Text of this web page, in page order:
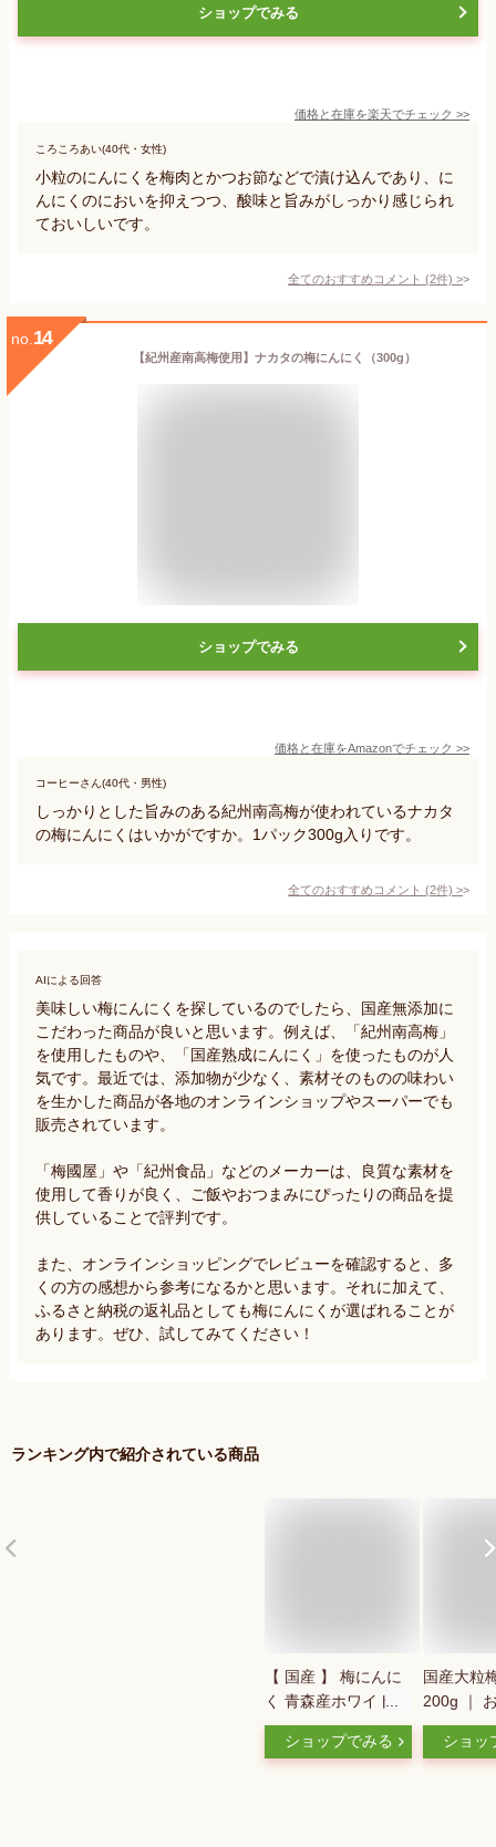
ショップでみる
価格と在庫を楽天でチェック >>
ころころあい(40代・女性)
小粒のにんにくを梅肉とかつお節などで漬け込んであり、に
んにくのにおいを抑えつつ、酸味と旨みがしっかり感じられ
ておいしいです。
全てのおすすめコメント (2件) >
no. 14
【紀州産南高梅使用】ナカタの梅にんにく（300g）
ショップでみる
価格と在庫をAmazonでチェック >>
コーヒーさん(40代・男性)
しっかりとした旨みのある紀州南高梅が使われているナカタ
の梅にんにくはいかがですか。1パック300g入りです。
全てのおすすめコメント (2件) >
AIによる回答
美味しい梅にんにくを探しているのでしたら、国産無添加に
こだわった商品が良いと思います。例えば、「紀州南高梅」
を使用したものや、「国産熟成にんにく」を使ったものが人
気です。最近では、添加物が少なく、素材そのものの味わい
を生かした商品が各地のオンラインショップやスーパーでも
販売されています。
「梅國屋」や「紀州食品」などのメーカーは、良質な素材を
使用して香りが良く、ご飯やおつまみにぴったりの商品を提
供していることで評判です。
また、オンラインショッピングでレビューを確認すると、多
くの方の感想から参考になるかと思います。それに加えて、
ふるさと納税の返礼品としても梅にんにくが選ばれることが
あります。ぜひ、試してみてください！
ランキング内で紹介されている商品
【 国産 】 梅にんに
く 青森産ホワイト六
片 紀州南高梅 枕崎
産かつお節
ショップでみる
国産大粒
200g ｜
暮ギフト
お歳暮ギ
ショッ